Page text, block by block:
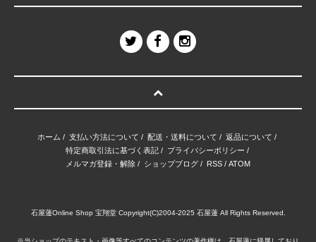
ホーム / 支払い方法について / 配送・送料について / 返品について /
特定商取引法に基づく表記/ プライバシーポリシー /
メルマガ登録・解除 / ショップブログ / RSS / ATOM
石屋蓮Online Shop 宝翔堂 Copyright(C)2004-2025 石屋蓮 All Rights Reserved.